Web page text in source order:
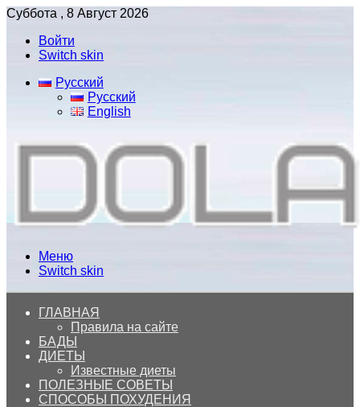
Суббота , 8 Август 2026
Войти
Switch skin
Русский
Русский
English
Меню
Switch skin
ГЛАВНАЯ
Правила на сайте
БАДЫ
ДИЕТЫ
Известные диеты
ПОЛЕЗНЫЕ СОВЕТЫ
СПОСОБЫ ПОХУДЕНИЯ